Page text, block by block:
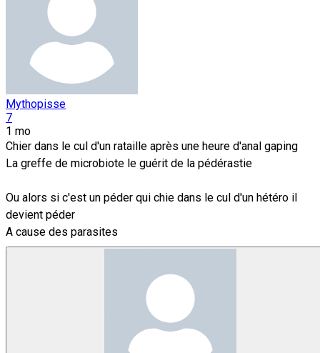
Mythopisse
7
1 mo
Chier dans le cul d'un rataille après une heure d'anal gaping
La greffe de microbiote le guérit de la pédérastie
Ou alors si c'est un péder qui chie dans le cul d'un hétéro il
devient péder
A cause des parasites